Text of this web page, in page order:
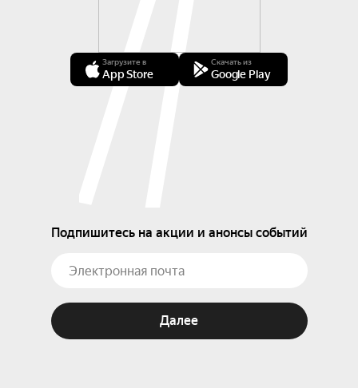
Загрузите в
App Store
Скачать из
Google Play
Подпишитесь на акции и анонсы событий
Далее